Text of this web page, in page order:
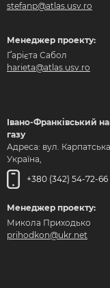
stefanp@atlas.usv.ro
Менеджер проекту:
Ґарієта Сабол
harieta@atlas.usv.ro
Івано-Франківський
газу
Адреса: вул.
Україна,
+380 (342) 54-72-66
Менеджер проекту:
Микола Приходько
prihodkon@ukr.net